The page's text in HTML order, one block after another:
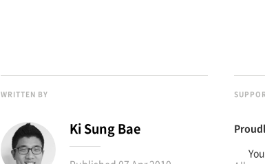
WRITTEN BY
Ki Sung Bae